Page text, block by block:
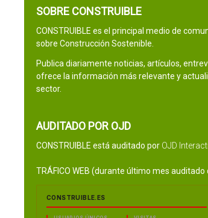
SOBRE CONSTRUIBLE
CONSTRUIBLE es el principal medio de
sobre Construcción Sostenible.
Publica diariamente noticias, artículos,
ofrece la información más relevante y
sector.
AUDITADO POR OJD
CONSTRUIBLE está auditado por OJD
TRÁFICO WEB (durante último mes auditado